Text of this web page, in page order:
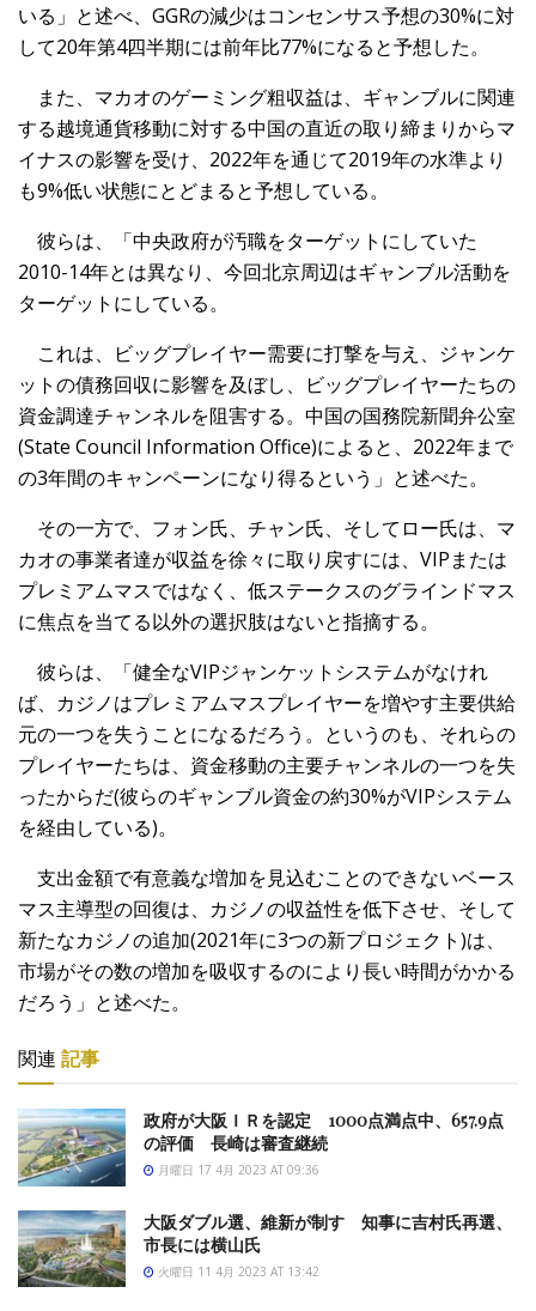
いる」と述べ、GGRの減少はコンセンサス予想の30%に対
して20年第4四半期には前年比77%になると予想した。
また、マカオのゲーミング粗収益は、ギャンブルに関連
する越境通貨移動に対する中国の直近の取り締まりからマ
イナスの影響を受け、2022年を通じて2019年の水準より
も9%低い状態にとどまると予想している。
彼らは、「中央政府が汚職をターゲットにしていた
2010-14年とは異なり、今回北京周辺はギャンブル活動を
ターゲットにしている。
これは、ビッグプレイヤー需要に打撃を与え、ジャンケ
ットの債務回収に影響を及ぼし、ビッグプレイヤーたちの
資金調達チャンネルを阻害する。中国の国務院新聞弁公室
(State Council Information Office)によると、2022年まで
の3年間のキャンペーンになり得るという」と述べた。
その一方で、フォン氏、チャン氏、そしてロー氏は、マ
カオの事業者達が収益を徐々に取り戻すには、VIPまたは
プレミアムマスではなく、低ステークスのグラインドマス
に焦点を当てる以外の選択肢はないと指摘する。
彼らは、「健全なVIPジャンケットシステムがなけれ
ば、カジノはプレミアムマスプレイヤーを増やす主要供給
元の一つを失うことになるだろう。というのも、それらの
プレイヤーたちは、資金移動の主要チャンネルの一つを失
ったからだ(彼らのギャンブル資金の約30%がVIPシステム
を経由している)。
支出金額で有意義な増加を見込むことのできないベース
マス主導型の回復は、カジノの収益性を低下させ、そして
新たなカジノの追加(2021年に3つの新プロジェクト)は、
市場がその数の増加を吸収するのにより長い時間がかかる
だろう」と述べた。
関連 記事
政府が大阪ＩＲを認定 1000点満点中、657.9点
の評価 長崎は審査継続
月曜日 17 4月 2023 AT 09:36
大阪ダブル選、維新が制す 知事に吉村氏再選、
市長には横山氏
火曜日 11 4月 2023 AT 13:42